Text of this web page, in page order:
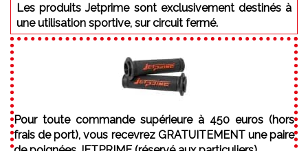
Les produits Jetprime sont exclusivement destinés à
une utilisation sportive, sur circuit fermé.
Pour toute commande supérieure à 450 euros (hors
frais de port), vous recevrez GRATUITEMENT une paire